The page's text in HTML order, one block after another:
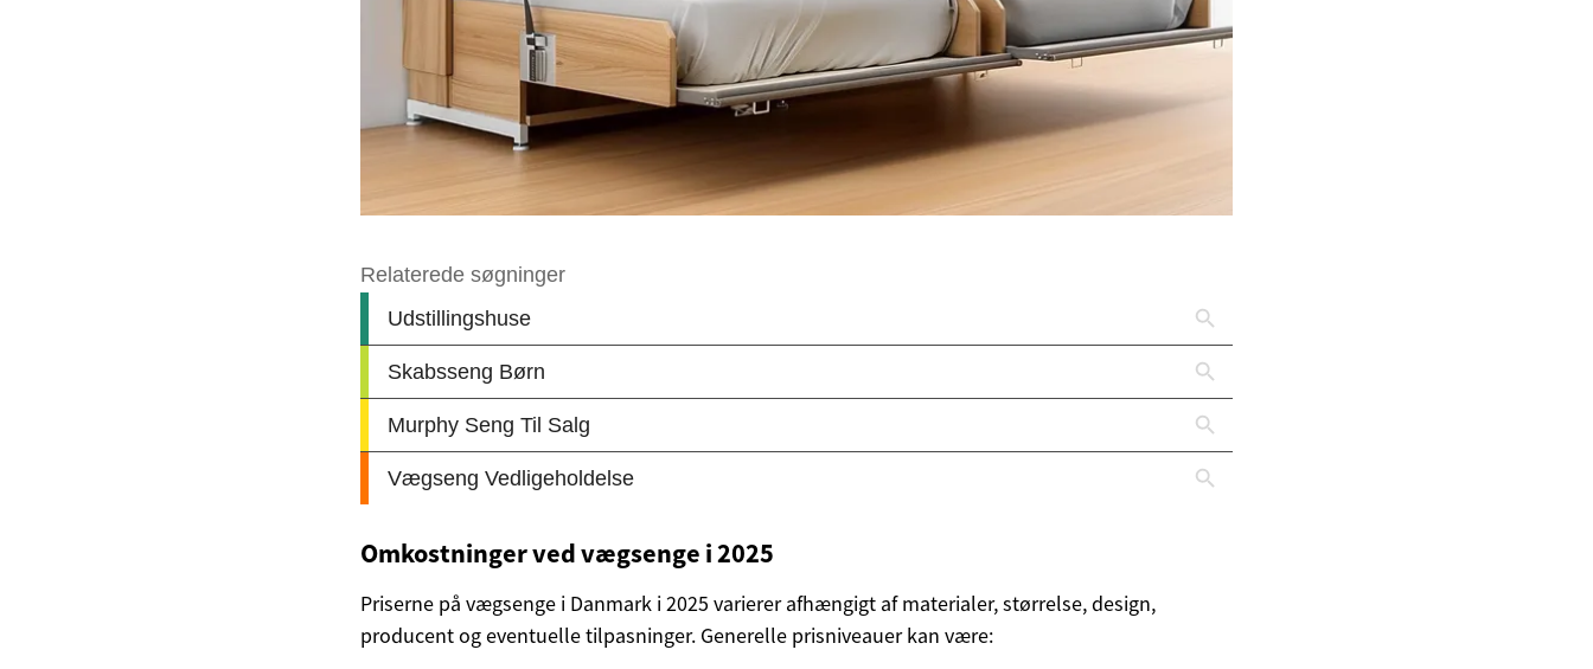
Omkostninger ved vægsenge i 2025
Priserne på vægsenge i Danmark i 2025 varierer afhængigt af materialer, størrelse, design,
producent og eventuelle tilpasninger. Generelle prisniveauer kan være: